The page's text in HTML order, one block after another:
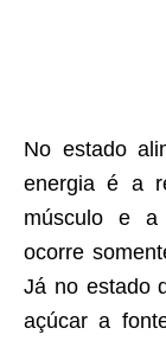
No estado
energia é a
músculo e a
ocorre
Já no estado
açúcar a